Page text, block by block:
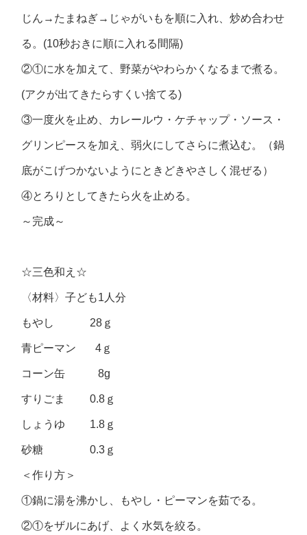
じん→たまねぎ→じゃがいもを順に入れ、炒め合わせ
る。(10秒おきに順に入れる間隔)
②①に水を加えて、野菜がやわらかくなるまで煮る。
(アクが出てきたらすくい捨てる)
③一度火を止め、カレールウ・ケチャップ・ソース・
グリンピースを加え、弱火にしてさらに煮込む。（鍋
底がこげつかないようにときどきやさしく混ぜる）
④とろりとしてきたら火を止める。
～完成～
☆三色和え☆
〈材料〉子ども1人分
もやし 28ｇ
青ピーマン 4ｇ
コーン缶 8g
すりごま 0.8ｇ
しょうゆ 1.8ｇ
砂糖 0.3ｇ
＜作り方＞
①鍋に湯を沸かし、もやし・ピーマンを茹でる。
②①をザルにあげ、よく水気を絞る。